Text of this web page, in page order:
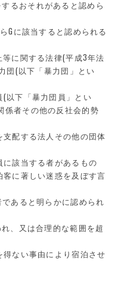
るおそれがあると認めら
Gに該当すると認められる
に関する法律(平成3年法
団(以下「暴力団」とい
以下「暴力団員」とい
係者その他の反社会的勢
配する法人その他の団体
該当する者があるもの
に著しい迷惑を及ぼす言
あると明らかに認められ
、又は合理的な範囲を超
ない事由により宿泊させ